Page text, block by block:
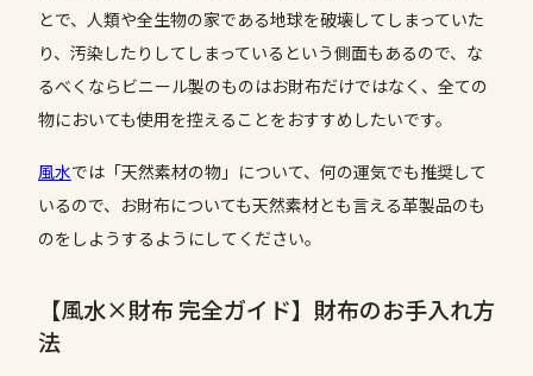
とで、人類や全生物の家である地球を破壊してしまっていた
り、汚染したりしてしまっているという側面もあるので、な
るべくならビニール製のものはお財布だけではなく、全ての
物においても使用を控えることをおすすめしたいです。
風水では「天然素材の物」について、何の運気でも推奨して
いるので、お財布についても天然素材とも言える革製品のも
のをしようするようにしてください。
【風水×財布 完全ガイド】財布のお手入れ方
法